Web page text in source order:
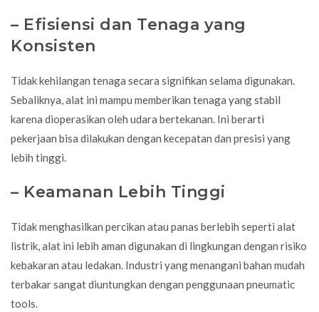
– Efisiensi dan Tenaga yang
Konsisten
Tidak kehilangan tenaga secara signifikan selama digunakan.
Sebaliknya, alat ini mampu memberikan tenaga yang stabil
karena dioperasikan oleh udara bertekanan. Ini berarti
pekerjaan bisa dilakukan dengan kecepatan dan presisi yang
lebih tinggi.
– Keamanan Lebih Tinggi
Tidak menghasilkan percikan atau panas berlebih seperti alat
listrik, alat ini lebih aman digunakan di lingkungan dengan risiko
kebakaran atau ledakan. Industri yang menangani bahan mudah
terbakar sangat diuntungkan dengan penggunaan pneumatic
tools.